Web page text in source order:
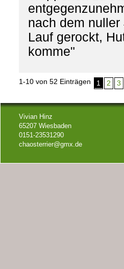
nach dem
Lauf gerockt,
komme"
1-10 von 52 Einträgen 1 2 3
Vivian Hinz
65207 Wiesbaden
0151-23531290
chaosterrier@gmx.de